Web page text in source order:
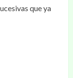
que ya